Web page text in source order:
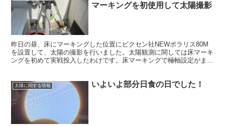
マーキングを初使用して太陽撮影
昨日の昼、床にマーキングした位置にビクセン社NEWポラリス80M
を設置して、太陽の撮影を行いました。太陽観測に関しては床マーキ
ングを初めて実戦投入したわけです。床マーキングで極軸設定がまず
太陽に関する情報 いよいよ部分日食の日でした！